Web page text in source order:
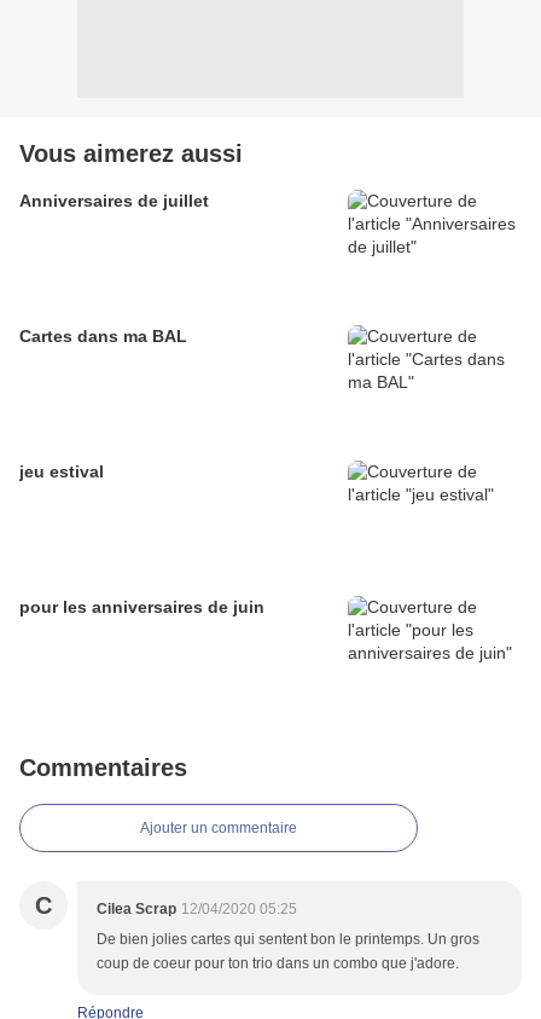
Vous aimerez aussi
Anniversaires de juillet
Cartes dans ma BAL
jeu estival
pour les anniversaires de juin
Commentaires
Ajouter un commentaire
C Cilea Scrap 12/04/2020 05:25
De bien jolies cartes qui sentent bon le printemps. Un gros
coup de coeur pour ton trio dans un combo que j'adore.
Répondre